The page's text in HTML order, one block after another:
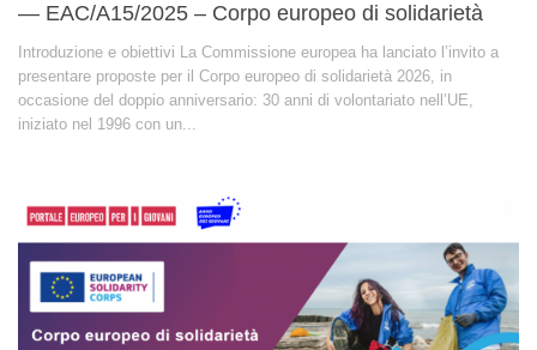
— EAC/A15/2025 – Corpo europeo di solidarietà
Introduzione e obiettivi La Commissione europea ha lanciato l’invito a
presentare proposte per il Corpo europeo di solidarietà 2026, in
occasione del doppio anniversario: 30 anni di volontariato nell’UE,
iniziato nel 1996 con un...